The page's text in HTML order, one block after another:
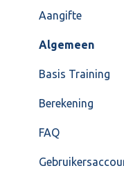
Overig
VoorraadService
Inrichting
Jaarafsluiting
Salarisberekening
Overig
FAQ –
Aangifte
Algemeen
Basis Training
Berekening
FAQ